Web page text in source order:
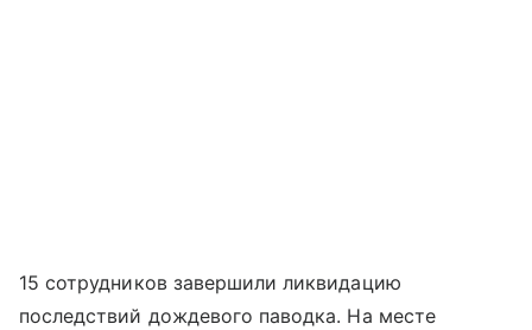
15 сотрудников завершили ликвидацию
последствий дождевого паводка. На месте